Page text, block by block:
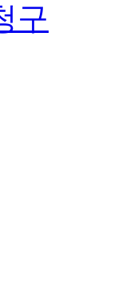
구